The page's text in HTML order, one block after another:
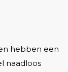
hebben een
naadloos